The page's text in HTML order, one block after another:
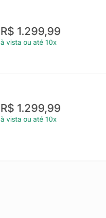
R$ 1.299,99
à vista ou até 10x
R$ 1.299,99
à vista ou até 10x